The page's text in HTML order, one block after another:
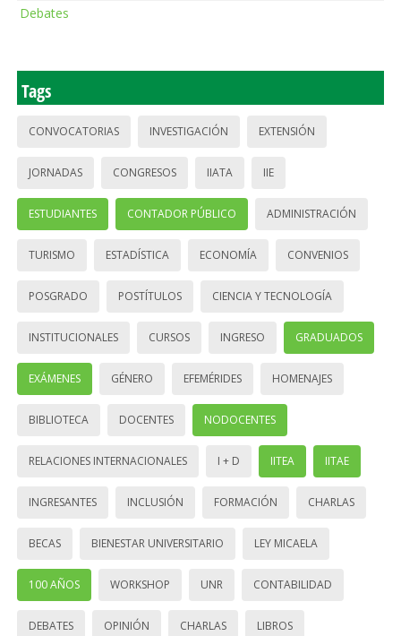
Debates
Tags
CONVOCATORIAS INVESTIGACIÓN EXTENSIÓN
JORNADAS CONGRESOS IIATA IIE
ESTUDIANTES CONTADOR PÚBLICO ADMINISTRACIÓN
TURISMO ESTADÍSTICA ECONOMÍA CONVENIOS
POSGRADO POSTÍTULOS CIENCIA Y TECNOLOGÍA
INSTITUCIONALES CURSOS INGRESO GRADUADOS
EXÁMENES GÉNERO EFEMÉRIDES HOMENAJES
BIBLIOTECA DOCENTES NODOCENTES
RELACIONES INTERNACIONALES I + D IITEA IITAE
INGRESANTES INCLUSIÓN FORMACIÓN CHARLAS
BECAS BIENESTAR UNIVERSITARIO LEY MICAELA
100 AÑOS WORKSHOP UNR CONTABILIDAD
DEBATES OPINIÓN CHARLAS LIBROS